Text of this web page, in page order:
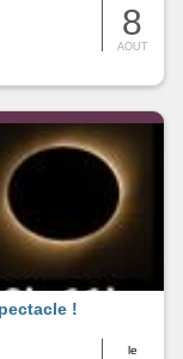
8
AOUT
le
!